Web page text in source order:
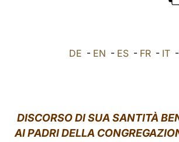
DE - EN - ES - FR - IT -
DISCORSO DI SUA SANTITÀ
AI PADRI DELLA